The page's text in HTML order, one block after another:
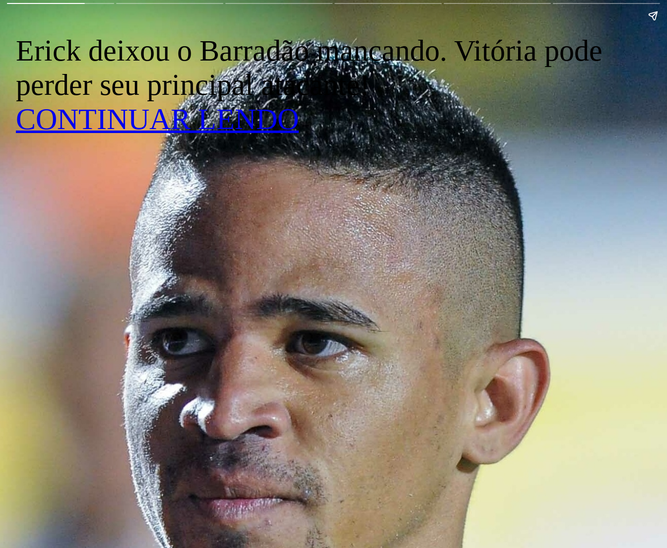
Erick deixou o Barradão mancando. Vitória pode
perder seu principal atacante!
CONTINUAR LENDO